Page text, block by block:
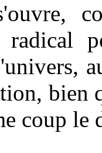
radical
bien
coup le